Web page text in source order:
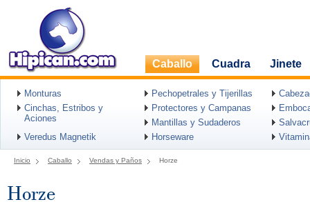
Caballo Cuadra Jinete
Monturas Pechopetrales y Tijerillas
Cinchas, Estribos y
Aciones
Protectores y Campanas
Mantillas y Sudaderos
Veredus Magnetik
Horseware
Inicio Caballo Vendas y Paños Horze
Horze